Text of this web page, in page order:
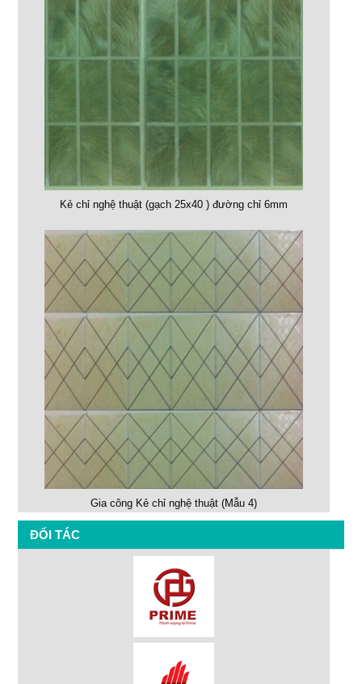
Kẻ chỉ nghệ thuật (gạch 25x40 ) đường chỉ 6mm
Gia công Kẻ chỉ nghệ thuật (Mẫu 4)
ĐỐI TÁC